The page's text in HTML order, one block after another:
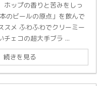
ホップの香りと苦みをしっ
のビールの原点」を飲んで
スメ ふわふわでクリーミー
チェコの超大手ブラ ...
続きを見る